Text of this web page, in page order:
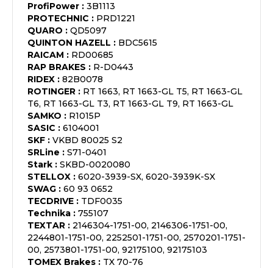
ProfiPower : 3B1113
PROTECHNIC : PRD1221
QUARO : QD5097
QUINTON HAZELL : BDC5615
RAICAM : RD00685
RAP BRAKES : R-D0443
RIDEX : 82B0078
ROTINGER : RT 1663, RT 1663-GL T5, RT 1663-GL
T6, RT 1663-GL T3, RT 1663-GL T9, RT 1663-GL
SAMKO : R1015P
SASIC : 6104001
SKF : VKBD 80025 S2
SRLine : S71-0401
Stark : SKBD-0020080
STELLOX : 6020-3939-SX, 6020-3939K-SX
SWAG : 60 93 0652
TECDRIVE : TDF0035
Technika : 755107
TEXTAR : 2146304-1751-00, 2146306-1751-00,
2244801-1751-00, 2252501-1751-00, 2570201-1751-
00, 2573801-1751-00, 92175100, 92175103
TOMEX Brakes : TX 70-76